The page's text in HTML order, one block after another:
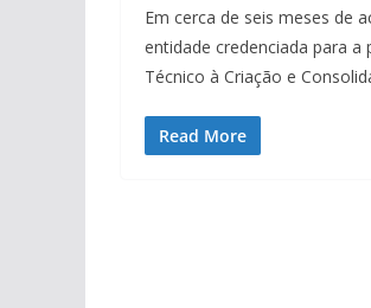
Em cerca de seis meses de
entidade credenciada para a
Técnico à Criação e
Read More